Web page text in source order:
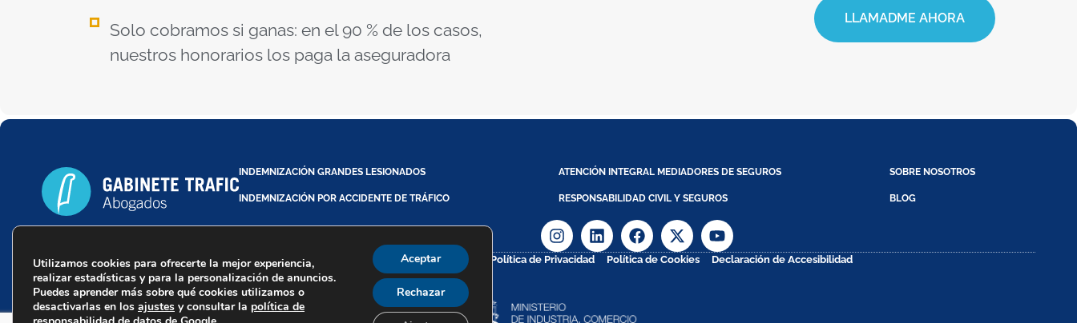
Solo cobramos si ganas: en el 90 % de los casos,
nuestros honorarios los paga la aseguradora
LLAMADME AHORA
INDEMNIZACIÓN GRANDES LESIONADOS ATENCIÓN INTEGRAL MEDIADORES DE SEGUROS SOBRE NOSOTROS
INDEMNIZACIÓN POR ACCIDENTE DE TRÁFICO RESPONSABILIDAD CIVIL Y SEGUROS BLOG
Trafic Abogados - Copyright @ 2026
Aviso Legal Política de Privacidad Política de Cookies Declaración de Accesibilidad
Utilizamos cookies para ofrecerte la mejor experiencia,
realizar estadísticas y para la personalización de anuncios.
Puedes aprender más sobre qué cookies utilizamos o
desactivarlas en los ajustes y consultar la política de
Aceptar
Rechazar